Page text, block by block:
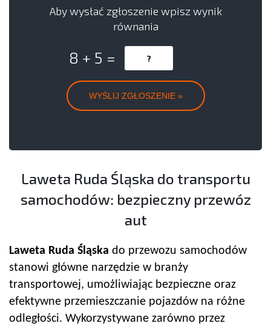
Aby wysłać zgłoszenie wpisz wynik
równania
8 + 5 =
Laweta Ruda Śląska do transportu
samochodów: bezpieczny przewóz
aut
Laweta Ruda Śląska do przewozu samochodów
stanowi główne narzędzie w branży
transportowej, umożliwiając bezpieczne oraz
efektywne przemieszczanie pojazdów na różne
odległości. Wykorzystywane zarówno przez